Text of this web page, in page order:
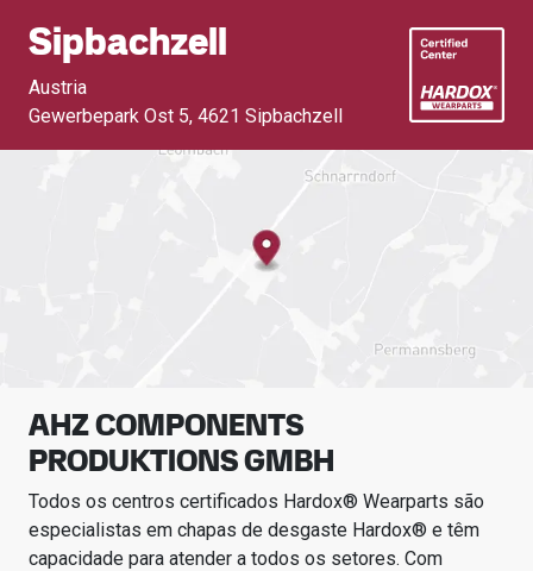
Sipbachzell
Austria
Gewerbepark Ost 5, 4621 Sipbachzell
AHZ COMPONENTS
PRODUKTIONS GMBH
Todos os centros certificados Hardox® Wearparts são
especialistas em chapas de desgaste Hardox® e têm
capacidade para atender a todos os setores. Com